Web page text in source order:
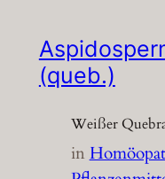
(queb.)
Weißer
in